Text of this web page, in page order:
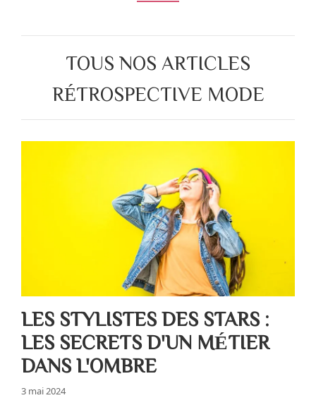
TOUS NOS ARTICLES
RÉTROSPECTIVE MODE
LES STYLISTES DES STARS :
LES SECRETS D'UN MÉTIER
DANS L'OMBRE
3 mai 2024